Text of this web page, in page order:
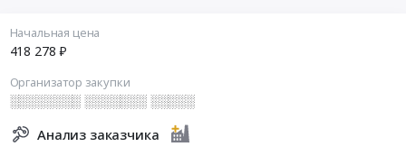
Начальная цена
418 278 ₽
Организатор закупки
░░░░░░░░ ░░░░░░░ ░░░░░
Анализ заказчика